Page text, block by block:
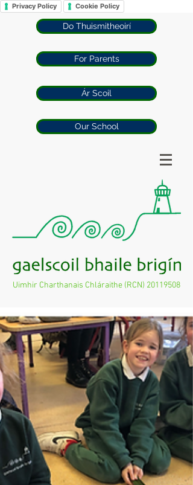
Privacy Policy Cookie Policy
Do Thuismitheoirí
For Parents
Ár Scoil
Our School
Uimhir Charthanais Chláraithe (RCN) 20119508